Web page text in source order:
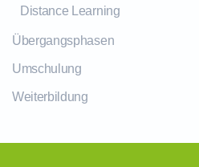
Distance Learning
Übergangsphasen
Umschulung
Weiterbildung